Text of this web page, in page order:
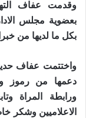
وقدمت عفاف
بعضوية مجلس
بكل ما لديها من
واختتمت عفاف
دعمها من رموز
ورابطة المراة
الاعلاميين وشكر